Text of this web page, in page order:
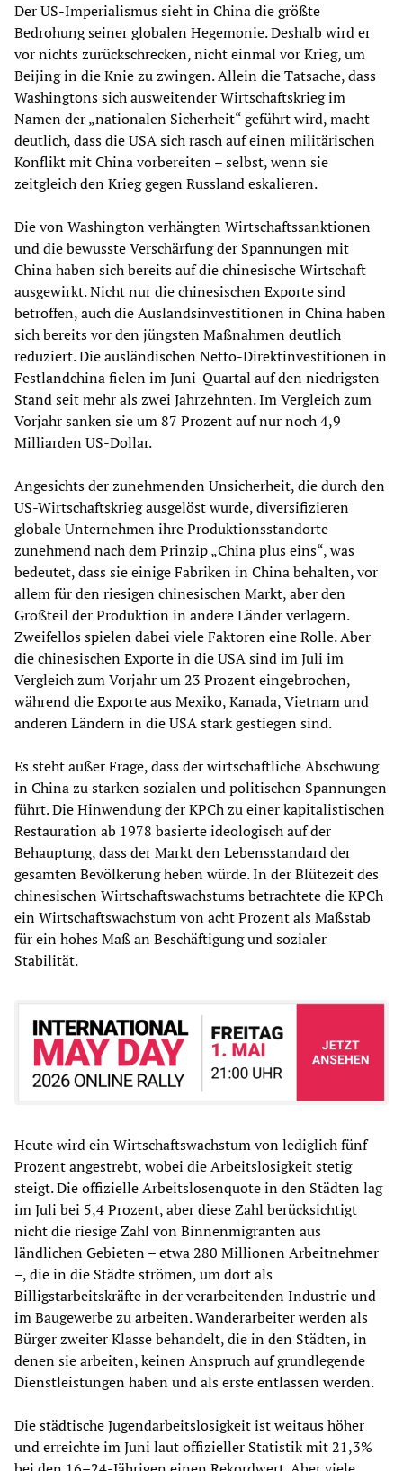
Der US-Imperialismus sieht in China die größte
Bedrohung seiner globalen Hegemonie. Deshalb wird er
vor nichts zurückschrecken, nicht einmal vor Krieg, um
Beijing in die Knie zu zwingen. Allein die Tatsache, dass
Washingtons sich ausweitender Wirtschaftskrieg im
Namen der „nationalen Sicherheit“ geführt wird, macht
deutlich, dass die USA sich rasch auf einen militärischen
Konflikt mit China vorbereiten – selbst, wenn sie
zeitgleich den Krieg gegen Russland eskalieren.
Die von Washington verhängten Wirtschaftssanktionen
und die bewusste Verschärfung der Spannungen mit
China haben sich bereits auf die chinesische Wirtschaft
ausgewirkt. Nicht nur die chinesischen Exporte sind
betroffen, auch die Auslandsinvestitionen in China haben
sich bereits vor den jüngsten Maßnahmen deutlich
reduziert. Die ausländischen Netto-Direktinvestitionen in
Festlandchina fielen im Juni-Quartal auf den niedrigsten
Stand seit mehr als zwei Jahrzehnten. Im Vergleich zum
Vorjahr sanken sie um 87 Prozent auf nur noch 4,9
Milliarden US-Dollar.
Angesichts der zunehmenden Unsicherheit, die durch den
US-Wirtschaftskrieg ausgelöst wurde, diversifizieren
globale Unternehmen ihre Produktionsstandorte
zunehmend nach dem Prinzip „China plus eins“, was
bedeutet, dass sie einige Fabriken in China behalten, vor
allem für den riesigen chinesischen Markt, aber den
Großteil der Produktion in andere Länder verlagern.
Zweifellos spielen dabei viele Faktoren eine Rolle. Aber
die chinesischen Exporte in die USA sind im Juli im
Vergleich zum Vorjahr um 23 Prozent eingebrochen,
während die Exporte aus Mexiko, Kanada, Vietnam und
anderen Ländern in die USA stark gestiegen sind.
Es steht außer Frage, dass der wirtschaftliche Abschwung
in China zu starken sozialen und politischen Spannungen
führt. Die Hinwendung der KPCh zu einer kapitalistischen
Restauration ab 1978 basierte ideologisch auf der
Behauptung, dass der Markt den Lebensstandard der
gesamten Bevölkerung heben würde. In der Blütezeit des
chinesischen Wirtschaftswachstums betrachtete die KPCh
ein Wirtschaftswachstum von acht Prozent als Maßstab
für ein hohes Maß an Beschäftigung und sozialer
Stabilität.
Heute wird ein Wirtschaftswachstum von lediglich fünf
Prozent angestrebt, wobei die Arbeitslosigkeit stetig
steigt. Die offizielle Arbeitslosenquote in den Städten lag
im Juli bei 5,4 Prozent, aber diese Zahl berücksichtigt
nicht die riesige Zahl von Binnenmigranten aus
ländlichen Gebieten – etwa 280 Millionen Arbeitnehmer
–, die in die Städte strömen, um dort als
Billigstarbeitskräfte in der verarbeitenden Industrie und
im Baugewerbe zu arbeiten. Wanderarbeiter werden als
Bürger zweiter Klasse behandelt, die in den Städten, in
denen sie arbeiten, keinen Anspruch auf grundlegende
Dienstleistungen haben und als erste entlassen werden.
Die städtische Jugendarbeitslosigkeit ist weitaus höher
und erreichte im Juni laut offizieller Statistik mit 21,3%